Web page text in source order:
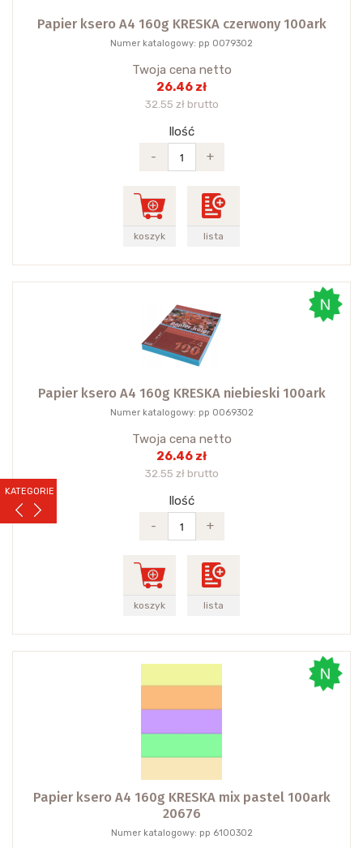
KATEGORIE
Papier ksero A4 160g KRESKA czerwony 100ark
Numer katalogowy: pp 0079302
Twoja cena netto
26.46 zł
32.55 zł brutto
Ilość
-
+
koszyk lista
Papier ksero A4 160g KRESKA niebieski 100ark
Numer katalogowy: pp 0069302
Twoja cena netto
26.46 zł
32.55 zł brutto
Ilość
-
+
koszyk lista
Papier ksero A4 160g KRESKA mix pastel 100ark
20676
Numer katalogowy: pp 6100302